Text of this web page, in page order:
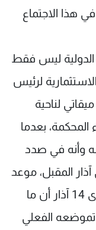
هذا الاجتماع
الدولية ليس فقط
لرئيس
لناحية
المحكمة، بعدما
وأنه في صدد
المقبل، موعد
تمديد عمل المحكمة. وقد اعتبرت قوى 14 آذار أن ما
الفعلي